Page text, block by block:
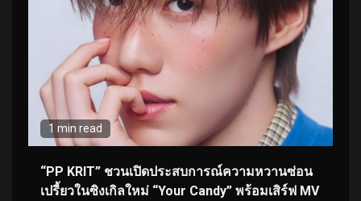
1 min read
“PP KRIT” ชวนเปิดประสบการณ์ความหวานซ่อน
เปรี้ยวในซิงเกิลใหม่ “Your Candy” พร้อมเสิร์ฟ MV